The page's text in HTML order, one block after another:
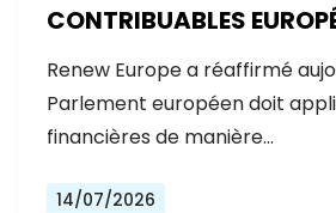
CONTRIBUABLES
AUCUNE EXCEPTION
Renew Europe a réaffirmé
Parlement européen doit
financières de manière…
14/07/2026